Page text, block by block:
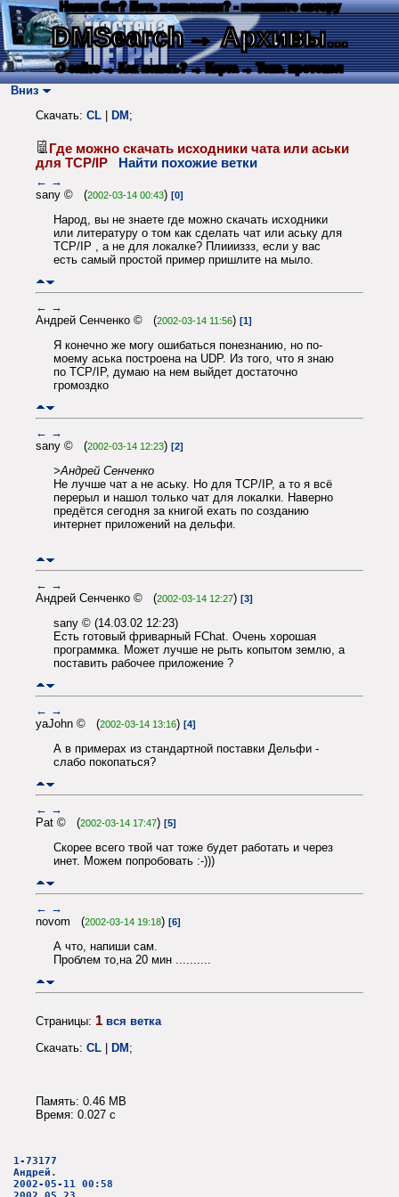
Нашли баг? Есть пожелания? - напишите автору
DMSearch→ Архивы...
О сайте → Как искать? → Карта → Текс. протокол
Вниз
Скачать: CL DM ;
Где можно скачать исходники чата или аськи
для TCP/IP
Найти похожие ветки
← →
sany © (2002-03-14 00:43) [0]
Народ, вы не знаете где можно скачать исходники
или литературу о том как сделать чат или аську для
TCP/IP , а не для локалке? Плиииззз, если у вас
есть самый простой пример пришлите на мыло.
← →
Андрей Сенченко © (2002-03-14 11:56) [1]
Я конечно же могу ошибаться понезнанию, но по-
моему аська построена на UDP. Из того, что я знаю
по TCP/IP, думаю на нем выйдет достаточно
громоздко
← →
sany © (2002-03-14 12:23) [2]
>Андрей Сенченко
Не лучше чат а не аську. Но для TCP/IP, а то я всё
перерыл и нашол только чат для локалки. Наверно
предётся сегодня за книгой ехать по созданию
интернет приложений на дельфи.
← →
Андрей Сенченко © (2002-03-14 12:27) [3]
sany © (14.03.02 12:23)
Есть готовый фриварный FChat. Очень хорошая
программка. Может лучше не рыть копытом землю, а
поставить рабочее приложение ?
← →
yaJohn © (2002-03-14 13:16) [4]
А в примерах из стандартной поставки Дельфи -
слабо покопаться?
← →
Pat © (2002-03-14 17:47) [5]
Скорее всего твой чат тоже будет работать и через
инет. Можем попробовать :-)))
← →
novom (2002-03-14 19:18) [6]
А что, напиши сам.
Проблем то,на 20 мин ..........
Страницы: 1 вся ветка
Скачать: CL | DM;
Память: 0.46 MB
Время: 0.027 c
1-73177
Андрей.
2002-05-11 00:58